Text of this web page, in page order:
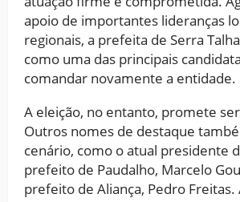
apoio de importantes lideranças
regionais, a prefeita de Serra
como uma das principais
comandar novamente a entidade.
A eleição, no entanto, promete
Outros nomes de destaque
cenário, como o atual presidente
prefeito de Paudalho, Marcelo
prefeito de Aliança, Pedro